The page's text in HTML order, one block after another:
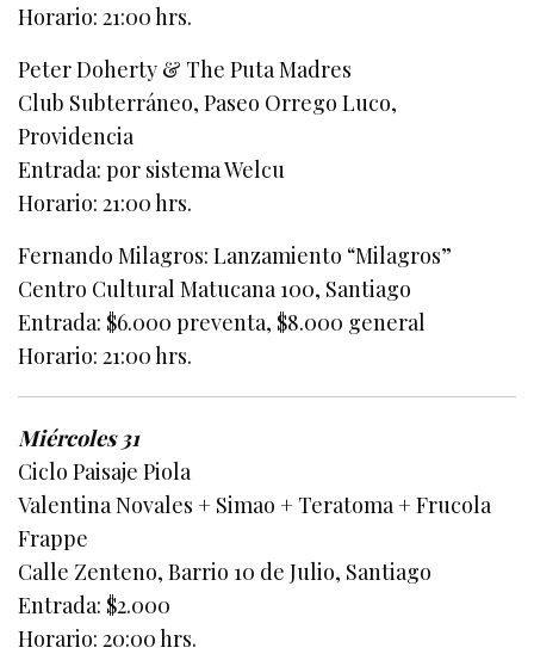
Horario: 21:00 hrs.
Peter Doherty & The Puta Madres
Club Subterráneo, Paseo Orrego Luco,
Providencia
Entrada: por sistema Welcu
Horario: 21:00 hrs.
Fernando Milagros: Lanzamiento “Milagros”
Centro Cultural Matucana 100, Santiago
Entrada: $6.000 preventa, $8.000 general
Horario: 21:00 hrs.
Miércoles 31
Ciclo Paisaje Piola
Valentina Novales + Simao + Teratoma + Frucola
Frappe
Calle Zenteno, Barrio 10 de Julio, Santiago
Entrada: $2.000
Horario: 20:00 hrs.